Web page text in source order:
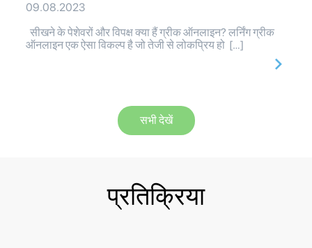
09.08.2023
सीखने के पेशेवरों और विपक्ष क्या हैं ग्रीक ऑनलाइन? लर्निंग ग्रीक
ऑनलाइन एक ऐसा विकल्प है जो तेजी से लोकप्रिय हो […]
सभी देखें
प्रतिक्रिया